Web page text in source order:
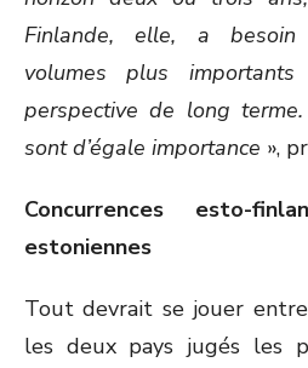
Finlande, elle, a besoin
volumes plus
perspective de long
sont d’égale importance »,
Concurrences esto-
estoniennes
Tout devrait se jouer
les deux pays jugés les